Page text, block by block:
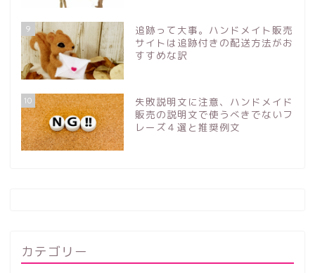
9
追跡って大事。ハンドメイト販売
サイトは追跡付きの配送方法がお
すすめな訳
10
失敗説明文に注意、ハンドメイド
販売の説明文で使うべきでないフ
レーズ４選と推奨例文
カテゴリー